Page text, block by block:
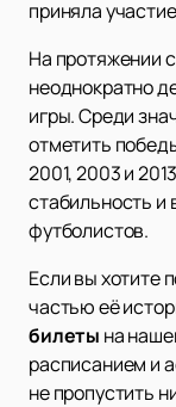
приняла
На протяжении
неоднократно
игры. Среди
отметить
2001, 2003 и
стабильность и
футболистов.
Если вы хотите
частью её
билеты на
расписанием и
не пропустить